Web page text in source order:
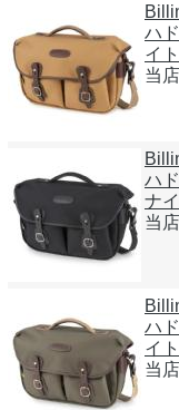
ハ
イ
当
ハ
ナ
当
ハ
イ
当